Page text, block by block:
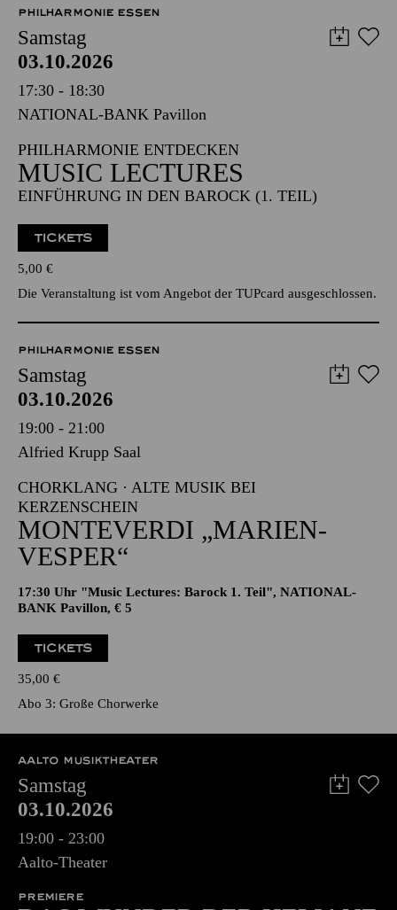
03.10.2026
17:30 - 18:30
NATIONAL-BANK Pavillon
PHILHARMONIE ENTDECKEN
MUSIC LECTURES
EINFÜHRUNG IN DEN BAROCK (1. TEIL)
TICKETS
Die Veranstaltung ist vom Angebot der TUPcard ausgeschlossen.
PHILHARMONIE ESSEN
Samstag
03.10.2026
19:00 - 21:00
Alfried Krupp Saal
CHORKLANG · ALTE MUSIK BEI
KERZENSCHEIN
MONTE­VERDI „MARIEN­
VESPER“
17:30 Uhr "Music Lectures: Barock 1. Teil", NATIONAL-
BANK Pavillon, € 5
TICKETS
Abo 3: Große Chorwerke
AALTO MUSIKTHEATER
Samstag
03.10.2026
19:00 - 23:00
Aalto-Theater
PREMIERE
DAS WUNDER DER HELIANE
Oper in drei Akten von Erich Wolfgang Korngold